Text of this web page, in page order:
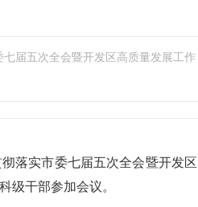
届五次全会暨开发区高质量发展工作
落实市委七届五次全会暨开发区
级干部参加会议。